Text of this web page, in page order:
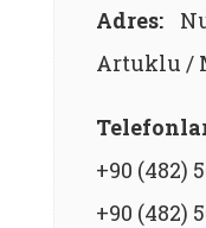
Adres:
Artuklu /
+90 (482)
+90 (482)